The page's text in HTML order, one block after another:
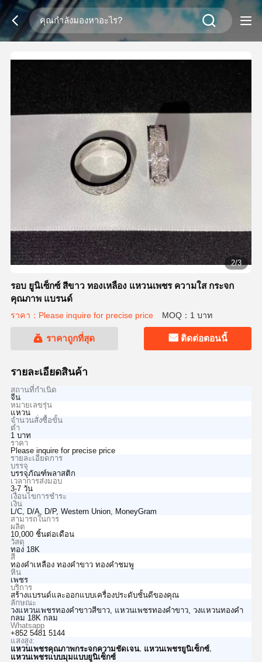
2/3
รอบ ยูนิเซ็กซ์ สีขาว ทองเหลือง แหวนเพชร ความใส กระจก
คุณภาพ แบรนด์
ราคา：Please inquire for precise price MOQ：1 บาท
ราคาถูกที่สุด ติดต่อตอนนี้
รายละเอียดสินค้า
สถานที่กำเนิด
จีน
หมายเลขรุ่น
แหวน
จำนวนสั่งซื้อขั้น
ต่ำ
1 บาท
ราคา
Please inquire for precise price
รายละเอียดการ
บรรจุ
บรรจุภัณฑ์พลาสติก
เวลาการส่งมอบ
3-7 วัน
เงื่อนไขการชำระ
เงิน
L/C, D/A, D/P, Western Union, MoneyGram
สามารถในการ
ผลิต
10,000 ชิ้นต่อเดือน
วัสดุ
ทอง 18K
สี
ทองคำเหลือง ทองคำขาว ทองคำชมพู
หิน
เพชร
บริการ
สร้างแบรนด์และออกแบบเครื่องประดับชั้นดีของคุณ
ลักษณะ
วงแหวนเพชรทองคำขาวสีขาว, แหวนเพชรทองคำขาว, วงแหวนทองคำ
กลม 18K กลม
Whatsapp
+852 5481 5144
แสงสูง:
แหวนเพชรคุณภาพกระจกความชัดเจน, แหวนเพชรยูนิเซ็กซ์,
แหวนเพชรแบบมุมแบบยูนิเซ็กซ์